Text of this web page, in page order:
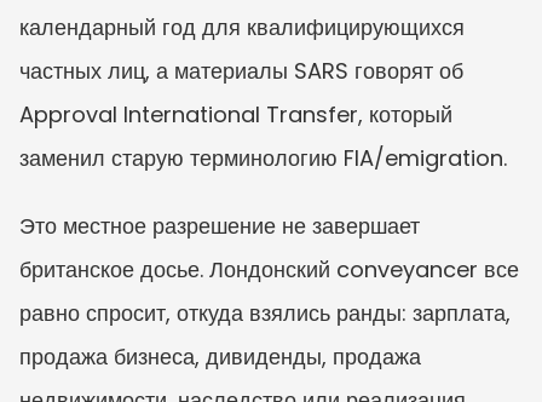
календарный год для квалифицирующихся
частных лиц, а материалы SARS говорят об
Approval International Transfer, который
заменил старую терминологию FIA/emigration.
Это местное разрешение не завершает
британское досье. Лондонский conveyancer все
равно спросит, откуда взялись ранды: зарплата,
продажа бизнеса, дивиденды, продажа